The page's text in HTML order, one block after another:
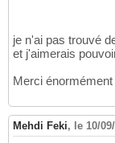
je n'ai pas trouvé
et j'aimerais
Merci énormément
Mehdi Feki, le 10/